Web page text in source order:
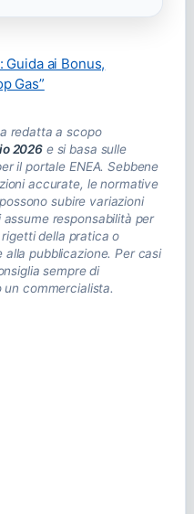
ai Bonus,
Gas”
redatta a scopo
2026 e si basa sulle
il portale ENEA. Sebbene
accurate, le normative
subire variazioni
assume responsabilità per
della pratica o
pubblicazione. Per casi
sempre di
commercialista.